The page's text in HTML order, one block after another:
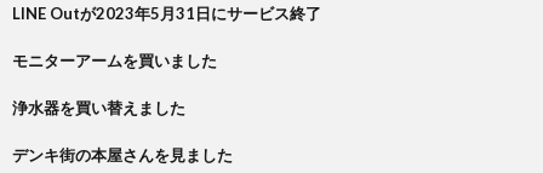
LINE Outが2023年5月31日にサービス終了
モニターアームを買いました
浄水器を買い替えました
デンキ街の本屋さんを見ました